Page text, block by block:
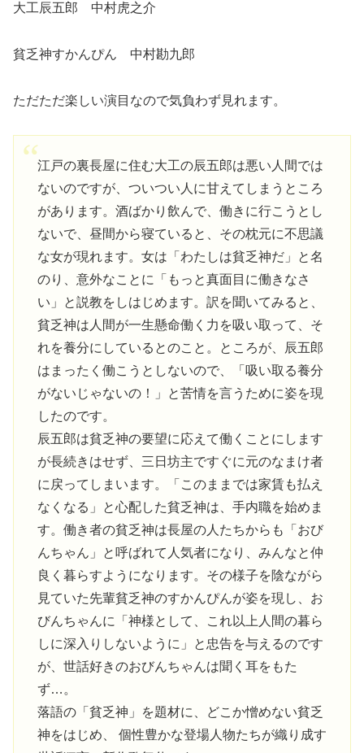
大工辰五郎 中村虎之介
貧乏神すかんぴん 中村勘九郎
ただただ楽しい演目なので気負わず見れます。
江戸の裏長屋に住む大工の辰五郎は悪い人間では
ないのですが、ついつい人に甘えてしまうところ
があります。酒ばかり飲んで、働きに行こうとし
ないで、昼間から寝ていると、その枕元に不思議
な女が現れます。女は「わたしは貧乏神だ」と名
のり、意外なことに「もっと真面目に働きなさ
い」と説教をしはじめます。訳を聞いてみると、
貧乏神は人間が一生懸命働く力を吸い取って、そ
れを養分にしているとのこと。ところが、辰五郎
はまったく働こうとしないので、「吸い取る養分
がないじゃないの！」と苦情を言うために姿を現
したのです。
辰五郎は貧乏神の要望に応えて働くことにします
が長続きはせず、三日坊主ですぐに元のなまけ者
に戻ってしまいます。「このままでは家賃も払え
なくなる」と心配した貧乏神は、手内職を始めま
す。働き者の貧乏神は長屋の人たちからも「おび
んちゃん」と呼ばれて人気者になり、みんなと仲
良く暮らすようになります。その様子を陰ながら
見ていた先輩貧乏神のすかんぴんが姿を現し、お
びんちゃんに「神様として、これ以上人間の暮ら
しに深入りしないように」と忠告を与えるのです
が、世話好きのおびんちゃんは聞く耳をもた
ず…。
落語の「貧乏神」を題材に、どこか憎めない貧乏
神をはじめ、 個性豊かな登場人物たちが織り成す